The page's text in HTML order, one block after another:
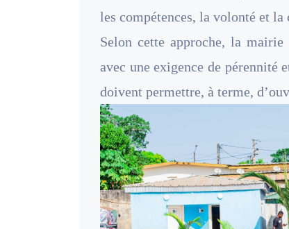
les compétences, la volonté et
Selon cette approche, la
avec une exigence de pérennité
doivent permettre, à terme,